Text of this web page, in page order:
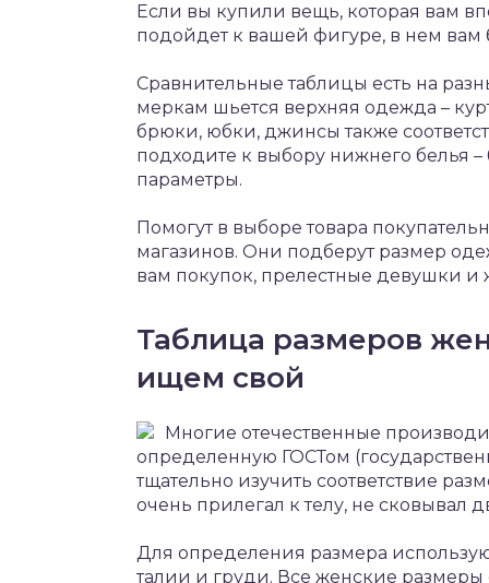
Если вы купили вещь, которая вам
подойдет к вашей фигуре, в нем вам
Сравнительные таблицы есть на
меркам шьется верхняя одежда –
брюки, юбки, джинсы также
подходите к выбору нижнего белья
параметры.
Помогут в выборе товара
магазинов. Они подберут размер
вам покупок, прелестные девушки
Таблица размеров
ищем свой
Многие отечественные
определенную ГОСТом
тщательно изучить соответствие
очень прилегал к телу, не
Для определения размера
талии и груди. Все женские размеры